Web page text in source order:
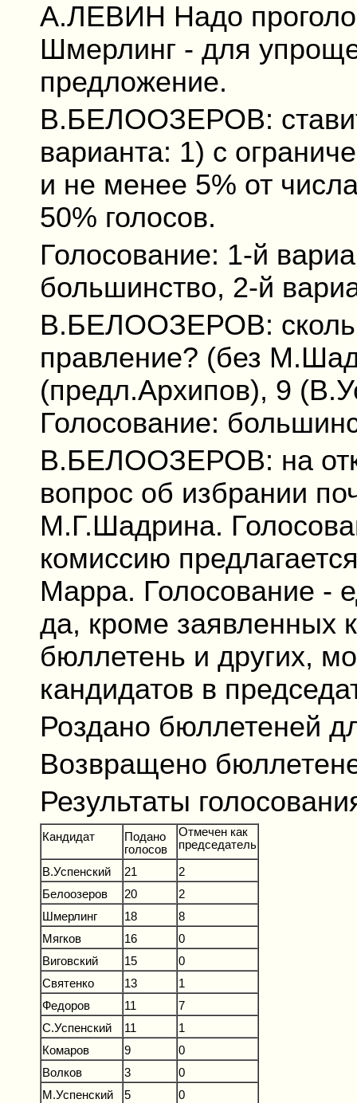
А.ЛЕВИН Надо
Шмерлинг - для
предложение.
В.БЕЛООЗЕРОВ:
варианта: 1) с
и не менее 5% от
50% голосов.
Голосование: 1-й
большинство, 2-й
В.БЕЛООЗЕРОВ:
правление? (без
(предл.Архипов), 9
Голосование:
В.БЕЛООЗЕРОВ: на
вопрос об избрании
М.Г.Шадрина.
комиссию
Марра. Голосование -
да, кроме заявленных
бюллетень и других,
кандидатов в
Роздано бюллетеней
Возвращено
Результаты
Кандидат
Подано
голосов
Отмечен как
председатель
В.Успенский 21
2
Белоозеров
20
2
Шмерлинг
18
8
Мягков
16
0
Виговский
15
0
Святенко
13
1
Федоров
11
7
С.Успенский
11
1
Комаров
9
0
Волков
3
0
М.Успенский
5 0